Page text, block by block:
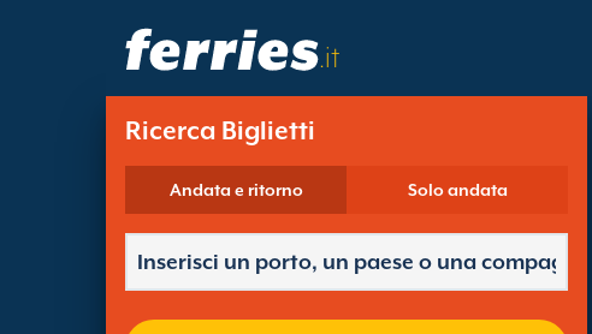
.it
Ricerca Biglietti
Andata e ritorno Solo andata